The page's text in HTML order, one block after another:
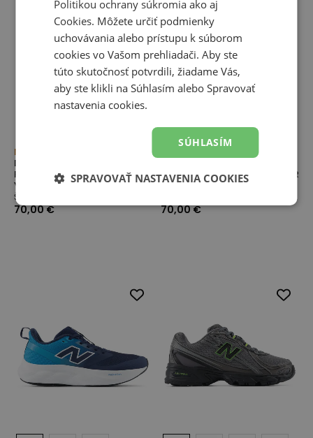
Novinka
Detské turfy New Balance
FURON TEAM JNR TF V9
YF3T69A – biele
Šnurovacie topánky
70,00 €
Balance TEKELA TEAM LOW JNR
FG V5 YT3FL1NM – modré
70,00 €
Politikou ochrany súkromia ako aj
Cookies. Môžete určiť podmienky
uchovávania alebo prístupu k súborom
cookies vo Vašom prehliadači. Aby ste
túto skutočnosť potvrdili, žiadame Vás,
aby ste klikli na Súhlasím alebo Spravovať
nastavenia cookies.
SÚHLASÍM
SPRAVOVAŤ NASTAVENIA COOKIES